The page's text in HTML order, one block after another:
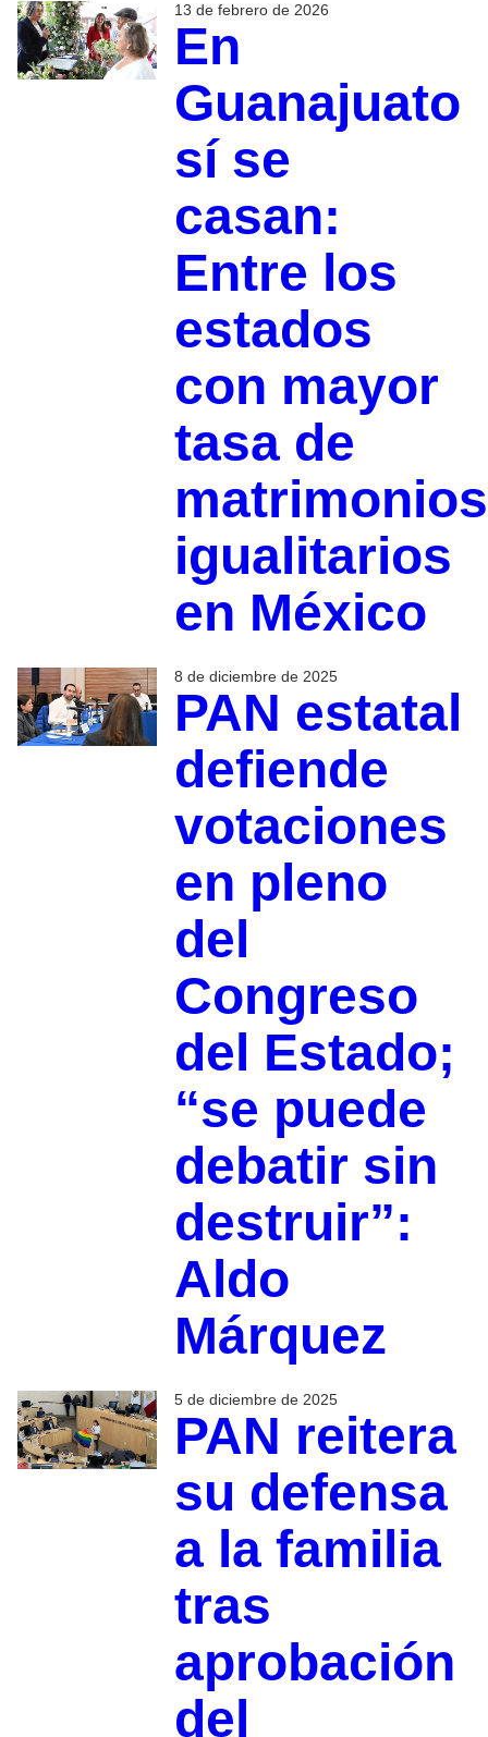
13 de febrero de 2026
En
Guanajuato
sí se
casan:
Entre los
estados
con mayor
tasa de
matrimonios
igualitarios
en México
8 de diciembre de 2025
PAN estatal
defiende
votaciones
en pleno
del
Congreso
del Estado;
“se puede
debatir sin
destruir”:
Aldo
Márquez
5 de diciembre de 2025
PAN reitera
su defensa
a la familia
tras
aprobación
del